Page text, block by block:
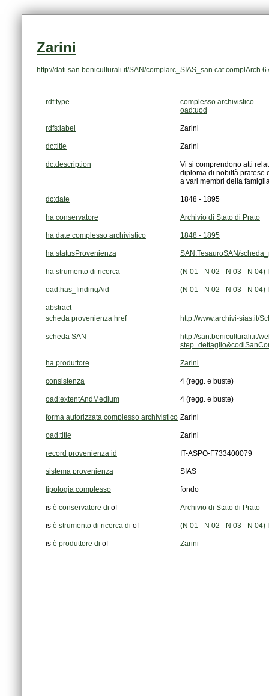
Zarini
http://dati.san.beniculturali.it/SAN/
rdf:type
complesso archivistico
oad:uod
rdfs:label Zarini
dc:title Zarini
dc:description
a vari membri della
dc:date 1848 - 1895
ha conservatore Archivio di Stato di Prato
ha date complesso archivistico 1848 - 1895
ha statusProvenienza SAN:TesauroSAN/
ha strumento di ricerca (N 01 - N 02 - N 03 - N
oad:has_findingAid (N 01 - N 02 - N 03 - N
abstract
scheda provenienza href
http://www.archivi-sias.it/
scheda SAN
ha produttore Zarini
consistenza 4 (regg. e buste)
oad:extentAndMedium 4 (regg. e buste)
forma autorizzata complesso archivistico Zarini
oad:title Zarini
record provenienza id IT-ASPO-F733400079
sistema provenienza SIAS
tipologia complesso fondo
is è conservatore di of Archivio di Stato di Prato
is è strumento di ricerca di of (N 01 - N 02 - N 03 - N
is è produttore di of Zarini